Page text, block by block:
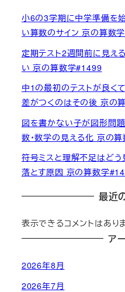
小6の3学期に中学準備を
い算数のサイン 京の算数
定期テスト2週間前に見える
い 京の算数学#1499
中1の最初のテストが良く
差がつくのはその後 京の
図を書かない子が図形問
数・数学の見える化 京の
符号ミスと理解不足はど
落とす原因 京の算数学
最近
表示できるコメントはあり
ア
2026年8月
2026年7月